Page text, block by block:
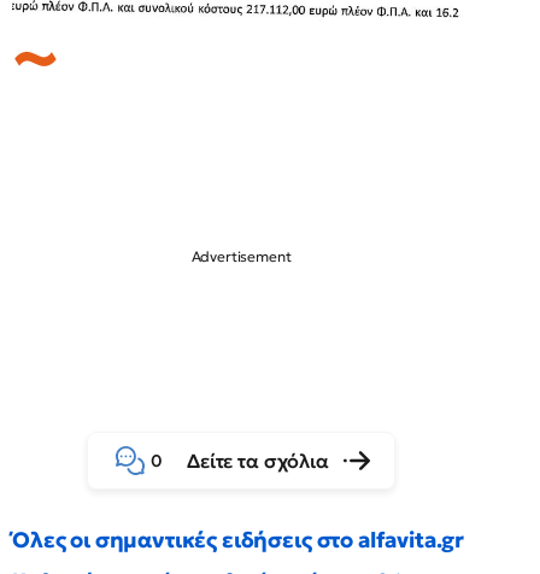
0 Δείτε τα σχόλια
Όλες οι σημαντικές ειδήσεις στο alfavita.gr